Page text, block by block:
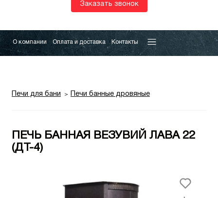
Заказать звонок
О компании Оплата и доставка Контакты
Печи для бани Печи банные дровяные
ПЕЧЬ БАННАЯ ВЕЗУВИЙ ЛАВА 22
(ДТ-4)